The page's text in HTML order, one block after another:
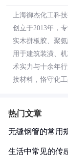
上海御杰化工科
创立于2013年，
实木拼板胶、聚
用于建筑装潢、
术实力与十余年
接材料，恪守化
热门文章
无缝钢管的常用
生活中常见的传